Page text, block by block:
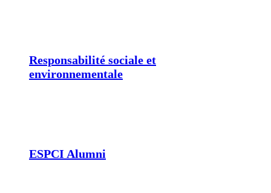
Responsabilité sociale et
environnementale
ESPCI Alumni